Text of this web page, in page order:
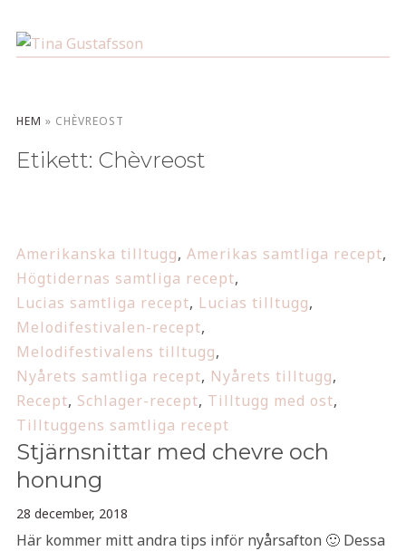
HEM » CHÈVREOST
Etikett: Chèvreost
Amerikanska tilltugg, Amerikas samtliga recept,
Högtidernas samtliga recept,
Lucias samtliga recept, Lucias tilltugg,
Melodifestivalen-recept,
Melodifestivalens tilltugg,
Nyårets samtliga recept, Nyårets tilltugg,
Recept, Schlager-recept, Tilltugg med ost,
Tilltuggens samtliga recept
Stjärnsnittar med chevre och
honung
28 december, 2018
Här kommer mitt andra tips inför nyårsafton 🙂 Dessa